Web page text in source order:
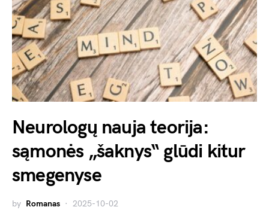
Neurologų nauja teorija:
sąmonės „šaknys“ glūdi kitur
smegenyse
by Romanas 2025-10-02